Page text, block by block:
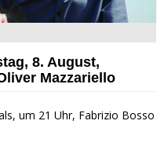
zu Gast beim Garda
8. August,
Mazzariello
um 21 Uhr, Fabrizio Bosso